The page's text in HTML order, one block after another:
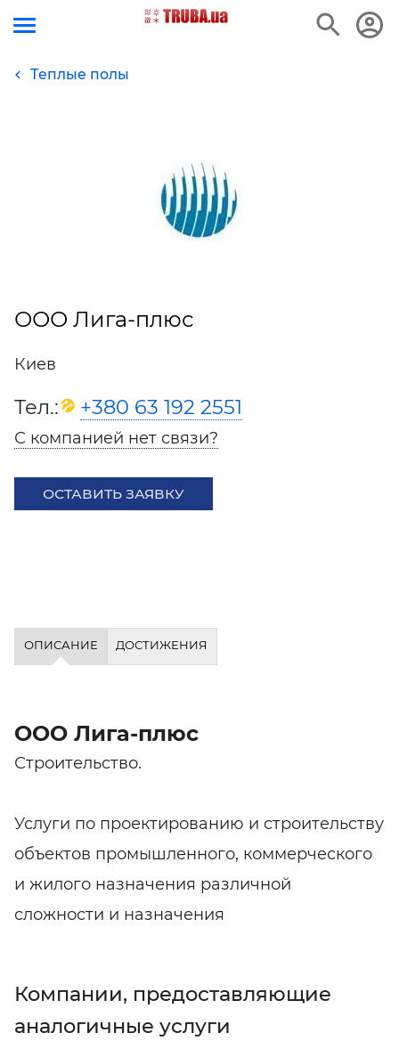
Теплые полы
ООО Лига-плюс
Киев
Тел.: +380 63 192 2551
С компанией нет связи?
ОСТАВИТЬ ЗАЯВКУ
ОПИСАНИЕ ДОСТИЖЕНИЯ
ООО Лига-плюс
Строительство.
Услуги по проектированию и строительству
объектов промышленного, коммерческого
и жилого назначения различной
сложности и назначения
Компании, предоставляющие
аналогичные услуги